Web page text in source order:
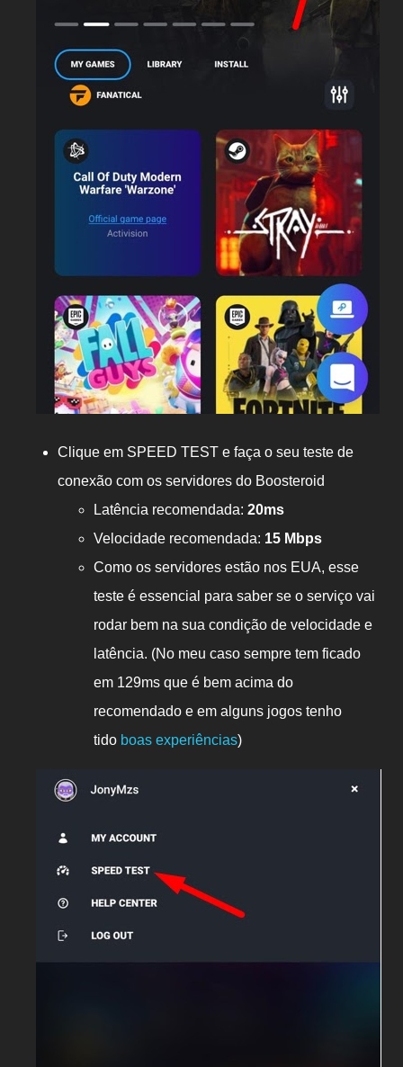
Clique em SPEED TEST e faça o seu teste de
conexão com os servidores do Boosteroid
Latência recomendada: 20ms
Velocidade recomendada: 15 Mbps
Como os servidores estão nos EUA, esse
teste é essencial para saber se o serviço vai
rodar bem na sua condição de velocidade e
latência. (No meu caso sempre tem ficado
em 129ms que é bem acima do
recomendado e em alguns jogos tenho
tido boas experiências)